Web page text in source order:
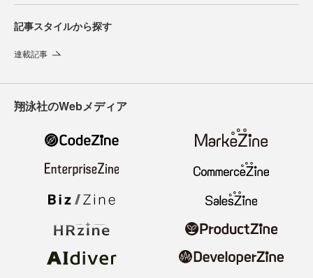
記事スタイルから探す
連載記事
翔泳社のWebメディア